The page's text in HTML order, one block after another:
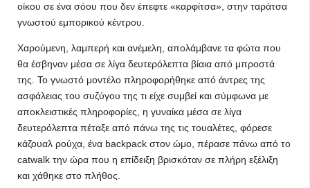
οίκου σε ένα σόου που δεν έπεφτε «καρφίτσα», στην ταράτσα
γνωστού εμπορικού κέντρου.
Χαρούμενη, λαμπερή και ανέμελη, απολάμβανε τα φώτα που
θα έσβηναν μέσα σε λίγα δευτερόλεπτα βίαια από μπροστά
της. Το γνωστό μοντέλο πληροφορήθηκε από άντρες της
ασφάλειας του συζύγου της τι είχε συμβεί και σύμφωνα με
αποκλειστικές πληροφορίες, η γυναίκα μέσα σε λίγα
δευτερόλεπτα πέταξε από πάνω της τις τουαλέτες, φόρεσε
κάζουαλ ρούχα, ένα backpack στον ώμο, πέρασε πάνω από το
catwalk την ώρα που η επίδειξη βρισκόταν σε πλήρη εξέλιξη
και χάθηκε στο πλήθος.